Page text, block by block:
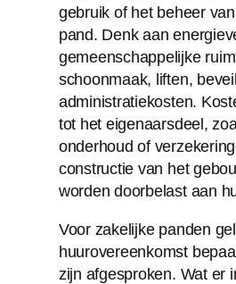
gebruik of het beheer
pand. Denk aan
gemeenschappelijke
schoonmaak, liften,
administratiekosten.
tot het eigenaarsdeel,
onderhoud of
constructie van het
worden doorbelast aan
Voor zakelijke panden
huurovereenkomst
zijn afgesproken. Wat er